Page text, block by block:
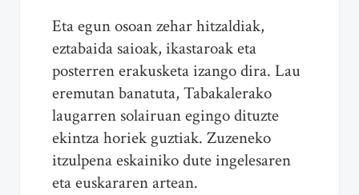
Eta egun osoan zehar hitzaldiak,
eztabaida saioak, ikastaroak eta
posterren erakusketa izango dira. Lau
eremutan banatuta, Tabakalerako
laugarren solairuan egingo dituzte
ekintza horiek guztiak. Zuzeneko
itzulpena eskainiko dute ingelesaren
eta euskararen artean.